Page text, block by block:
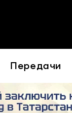
Передачи